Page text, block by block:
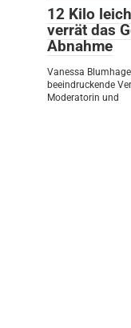
12 Kilo
verrät das
Abnahme
Vanessa
beeindruckende
Moderatorin und